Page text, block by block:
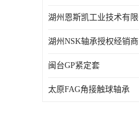
湖州NSK轴承授权经销商
闽台GP紧定套
太原FAG角接触球轴承